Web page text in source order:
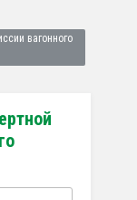
вагонного